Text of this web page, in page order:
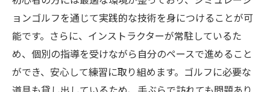
ョンゴルフを通じて実践的な技術を身につけることが可
能です。さらに、インストラクターが常駐しているた
め、個別の指導を受けながら自分のペースで進めること
ができ、安心して練習に取り組めます。ゴルフに必要な